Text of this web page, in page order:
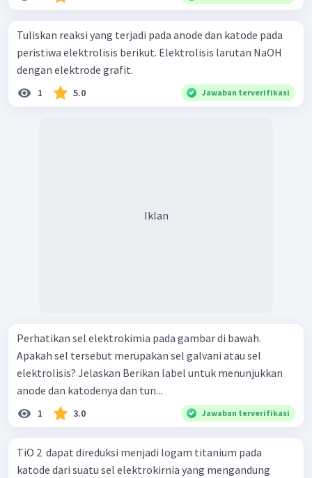
Tuliskan reaksi yang terjadi pada anode dan katode pada
peristiwa elektrolisis berikut. Elektrolisis larutan NaOH
dengan elektrode grafit.
1 5.0 Jawaban terverifikasi
Iklan
Perhatikan sel elektrokimia pada gambar di bawah.
Apakah sel tersebut merupakan sel galvani atau sel
elektrolisis? Jelaskan Berikan label untuk menunjukkan
anode dan katodenya dan tun...
1 3.0 Jawaban terverifikasi
TiO 2 ​ dapat direduksi menjadi logam titanium pada
katode dari suatu sel elektrokirnia yang mengandung